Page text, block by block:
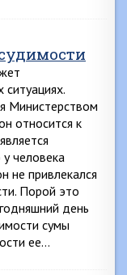
ситуациях.
Министерством
относится к
человека
не привлекался
Порой это
день
сумы
ее…